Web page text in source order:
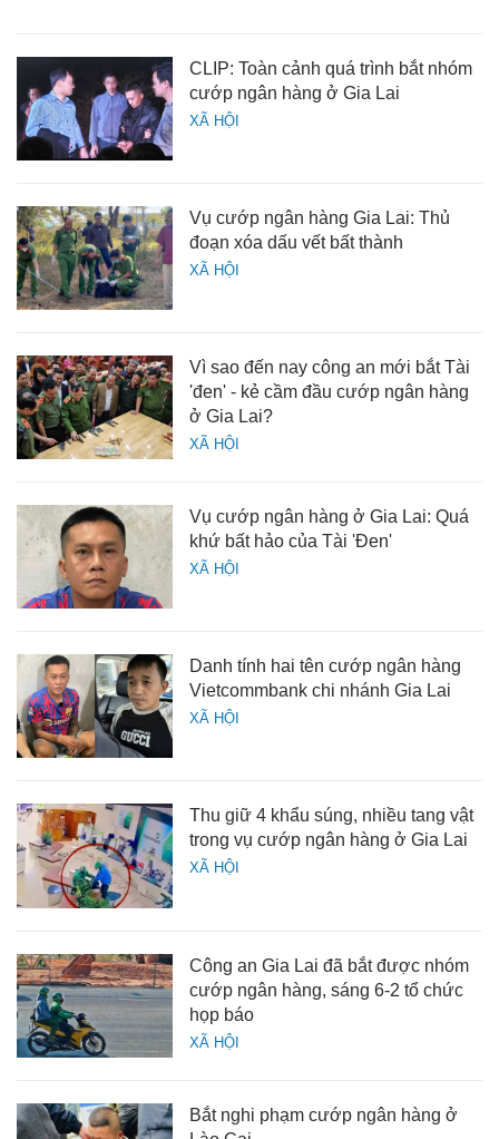
XÃ HỘI
CLIP: Toàn cảnh quá trình bắt nhóm
cướp ngân hàng ở Gia Lai
XÃ HỘI
Vụ cướp ngân hàng Gia Lai: Thủ
đoạn xóa dấu vết bất thành
XÃ HỘI
Vì sao đến nay công an mới bắt Tài
'đen' - kẻ cầm đầu cướp ngân hàng
ở Gia Lai?
XÃ HỘI
Vụ cướp ngân hàng ở Gia Lai: Quá
khứ bất hảo của Tài 'Đen'
XÃ HỘI
Danh tính hai tên cướp ngân hàng
Vietcommbank chi nhánh Gia Lai
XÃ HỘI
Thu giữ 4 khẩu súng, nhiều tang vật
trong vụ cướp ngân hàng ở Gia Lai
XÃ HỘI
Công an Gia Lai đã bắt được nhóm
cướp ngân hàng, sáng 6-2 tổ chức
họp báo
Bắt nghi phạm cướp ngân hàng ở